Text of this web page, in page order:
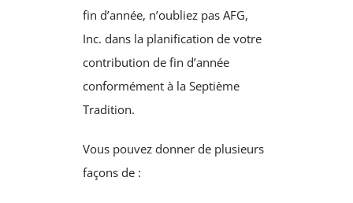
fin d’année, n’oubliez pas AFG,
Inc. dans la planification de votre
contribution de fin d’année
conformément à la Septième
Tradition.
Vous pouvez donner de plusieurs
façons de :